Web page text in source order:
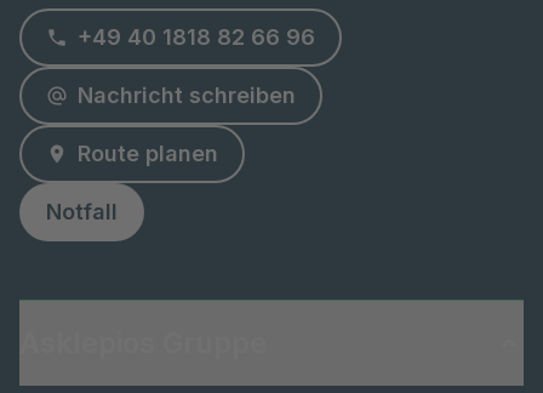
+49 40 1818 82 66 96
Nachricht schreiben
Route planen
Notfall